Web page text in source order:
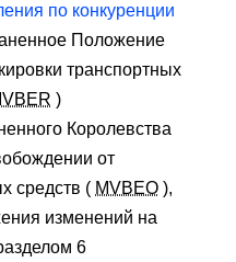
по конкуренции
Положение
транспортных
)
Королевства
от
средств ( MVBEO ),
изменений на
6